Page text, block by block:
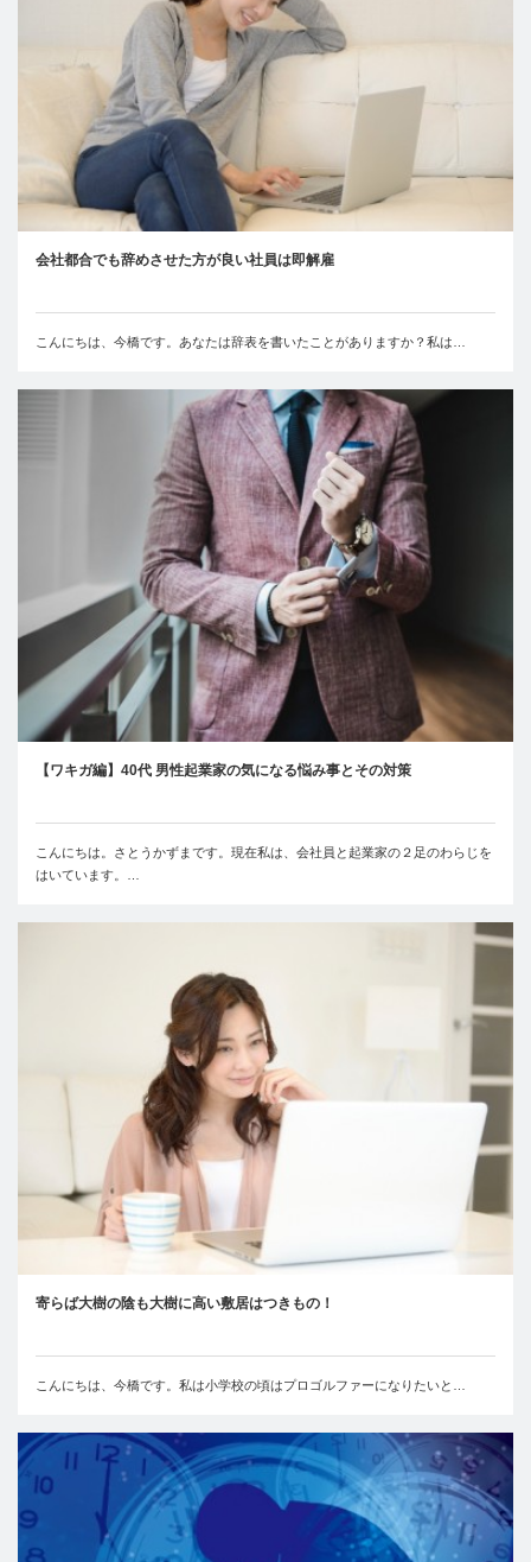
会社都合でも辞めさせた方が良い社員は即解雇
こんにちは、今橋です。あなたは辞表を書いたことがありますか？私は…
【ワキガ編】40代 男性起業家の気になる悩み事とその対策
こんにちは。さとうかずまです。現在私は、会社員と起業家の２足のわらじを
はいています。…
寄らば大樹の陰も大樹に高い敷居はつきもの！
こんにちは、今橋です。私は小学校の頃はプロゴルファーになりたいと…